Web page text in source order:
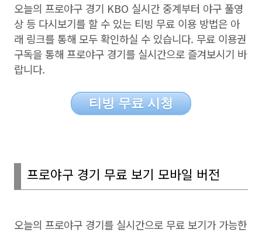
오늘의 프로야구 경기 KBO 실시간 중계부터 야구 풀영
상 등 다시보기를 할 수 있는 티빙 무료 이용 방법은 아
래 링크를 통해 모두 확인하실 수 있습니다. 무료 이용권
구독을 통해 프로야구 경기를 실시간으로 즐겨보시기 바
랍니다.
티빙 무료 시청
프로야구 경기 무료 보기 모바일 버전
오늘의 프로야구 경기를 실시간으로 무료 보기가 가능한